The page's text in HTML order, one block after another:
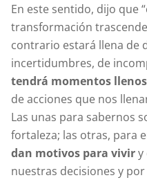
En este sentido, dijo que
transformación
contrario estará llena de
incertidumbres, de
tendrá momentos
de acciones que nos
Las unas para sabernos
fortaleza; las otras, para
dan motivos para viviry
nuestras decisiones y